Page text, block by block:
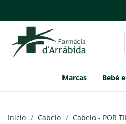
Marcas Bebé
Início Cabelo Cabelo - POR